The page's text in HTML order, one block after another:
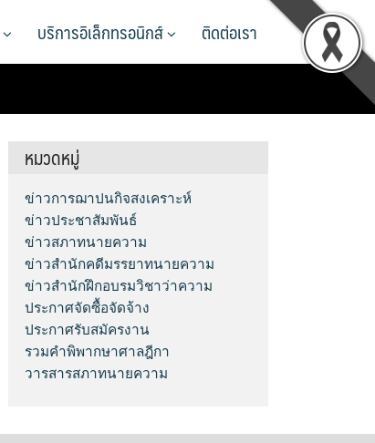
บริการอิเล็กทรอนิกส์ ติดต่อเรา
หมวดหมู่
ข่าวการฌาปนกิจสงเคราะห์
ข่าวประชาสัมพันธ์
ข่าวสภาทนายความ
ข่าวสำนักคดีมรรยาทนายความ
ข่าวสำนักฝึกอบรมวิชาว่าความ
ประกาศจัดซื้อจัดจ้าง
ประกาศรับสมัครงาน
รวมคำพิพากษาศาลฎีกา
วารสารสภาทนายความ